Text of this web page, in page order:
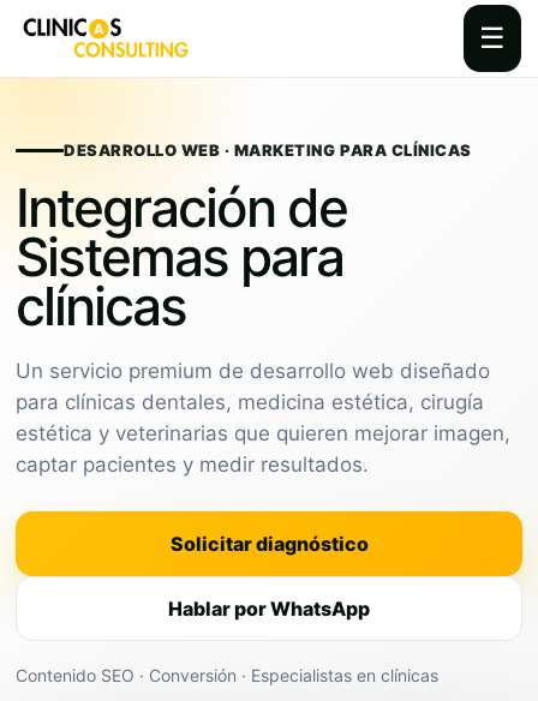
☰
contentDESARROLLO WEB · MARKETING PARA CLÍNICAS
Integración de
Sistemas para
clínicas
Un servicio premium de desarrollo web diseñado
para clínicas dentales, medicina estética, cirugía
estética y veterinarias que quieren mejorar imagen,
captar pacientes y medir resultados.
Solicitar diagnóstico
Hablar por WhatsApp
Contenido SEO · Conversión · Especialistas en clínicas